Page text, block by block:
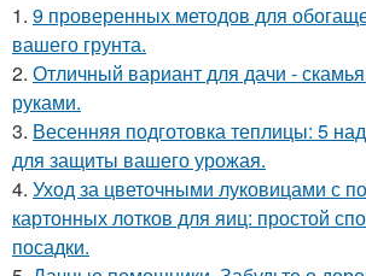
1. 9 проверенных методов для
вашего грунта.
2. Отличный вариант для дачи -
руками.
3. Весенняя подготовка теплицы: 5
для защиты вашего урожая.
4. Уход за цветочными луковицами с
картонных лотков для яиц: простой
посадки.